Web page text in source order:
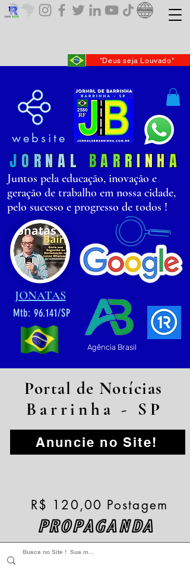
"Deus seja Louvado"
website
JO RNAL BARRI NHA
Juntos pela educação, inovação e
geração de trabalho em nossa cidade,
pelo sucesso e progresso de todos !
JONATAS
Mtb: 96.141/SP
Agência Brasil
Anuncie no Site!
PROPAGANDA
R$ 120,00 Postagem
Barrinha - SP
Portal de Notícias